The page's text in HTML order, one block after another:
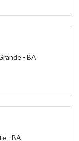
- BA
- BA